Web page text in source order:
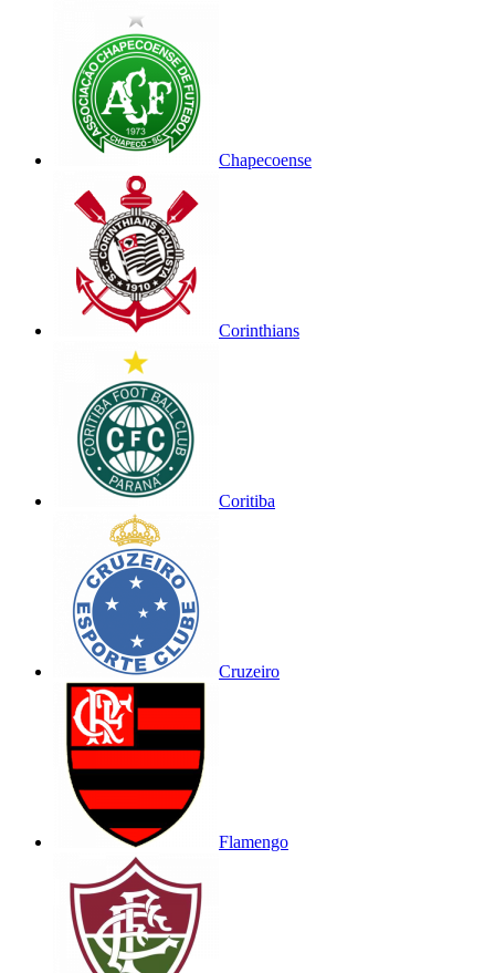
Chapecoense
Corinthians
Coritiba
Cruzeiro
Flamengo